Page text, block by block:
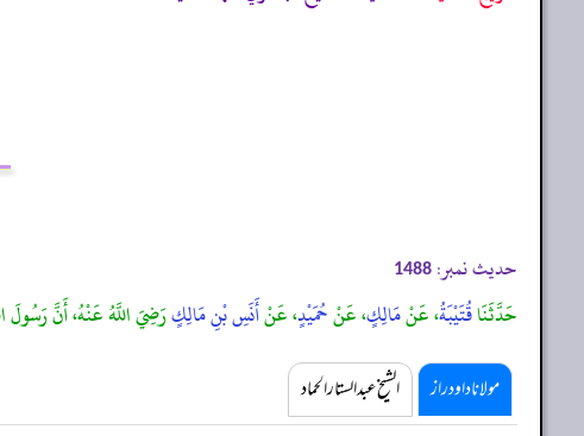
حدیث نمبر: 1488
حَدَّثَنَاقُتَيْبَةُ، عَنْمَالِكٍ، عَنْحُمَيْدٍ، عَنْأَنَسِ بْنِ مَالِكٍرَضِيَ اللَّهُ عَنْهُ، أَنَّ رَسُولَ
مولانا داود راز الشیخ عبدالستار الحماد